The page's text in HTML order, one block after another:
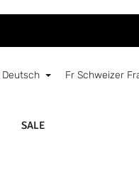
Deutsch Fr Schweizer
SALE